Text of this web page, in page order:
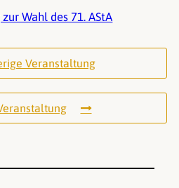
Wahl des 71. AStA
Veranstaltung